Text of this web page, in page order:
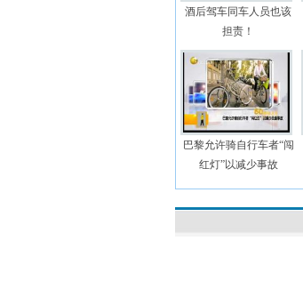
酒后驾车同车人员也该
担责！
巴黎允许骑自行车者“闯
红灯”以减少事故